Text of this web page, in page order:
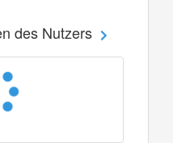
des Nutzers